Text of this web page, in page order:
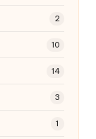
2
10
14
3
1